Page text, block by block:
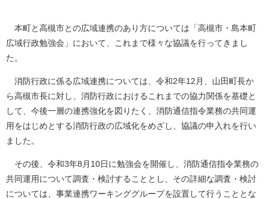
本町と高槻市との広域連携のあり方については「高槻市・島本町
広域行政勉強会」において、これまで様々な協議を行ってきまし
た。
消防行政に係る広域連携については、令和2年12月、山田町長か
ら高槻市長に対し、消防行政におけるこれまでの協力関係を基礎と
して、今後一層の連携強化を図りたく、消防通信指令業務の共同運
用をはじめとする消防行政の広域化をめざし、協議の申入れを行い
ました。
その後、令和3年8月10日に勉強会を開催し、消防通信指令業務の
共同運用について調査・検討することとし、その詳細な調査・検討
については、事業連携ワーキンググループを設置して行うこととな